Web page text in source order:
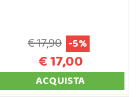
€ 17,90 -5%
€ 17,00
ACQUISTA